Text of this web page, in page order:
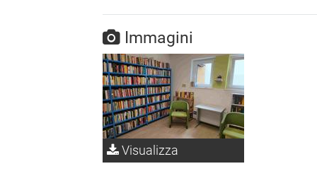
Immagini
Visualizza